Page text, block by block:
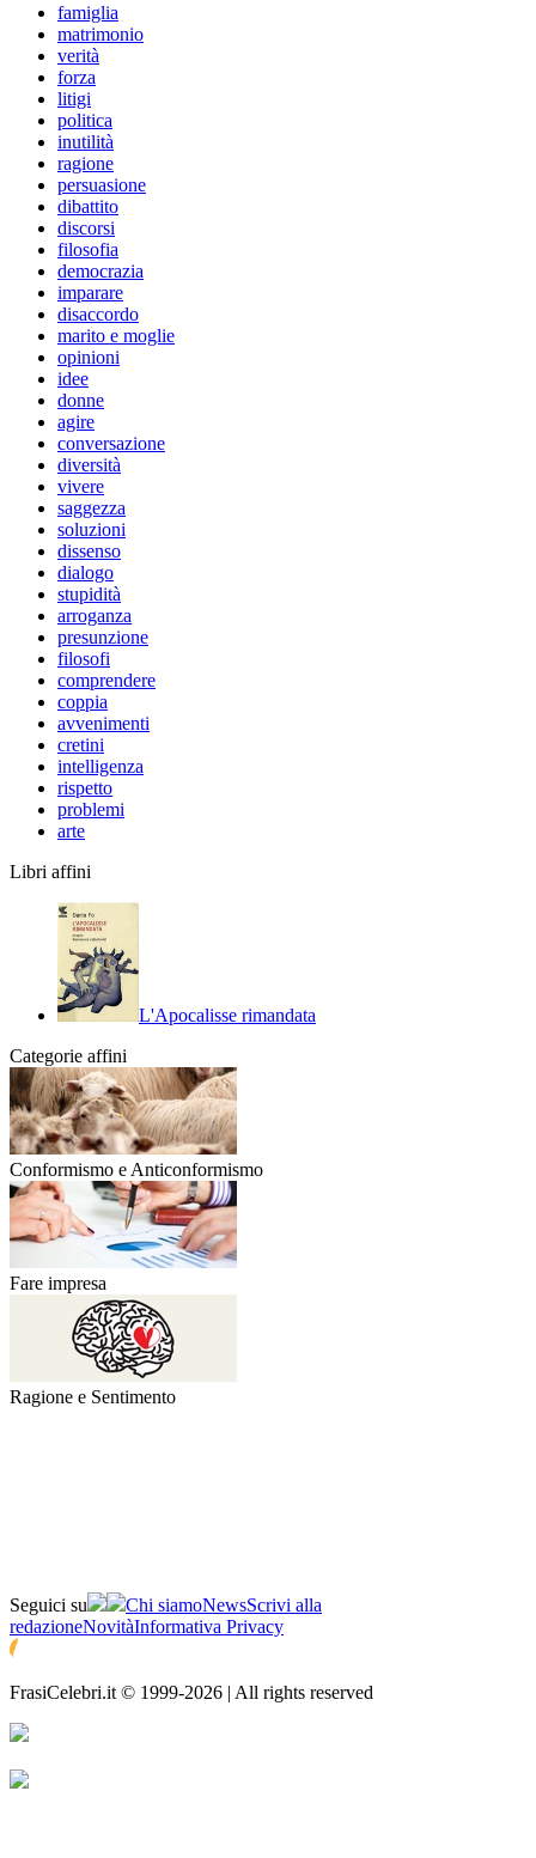
famiglia
matrimonio
verità
forza
litigi
politica
inutilità
ragione
persuasione
dibattito
discorsi
filosofia
democrazia
imparare
disaccordo
marito e moglie
opinioni
idee
donne
agire
conversazione
diversità
vivere
saggezza
soluzioni
dissenso
dialogo
stupidità
arroganza
presunzione
filosofi
comprendere
coppia
avvenimenti
cretini
intelligenza
rispetto
problemi
arte
Libri affini
L'Apocalisse rimandata
Categorie affini
Conformismo e Anticonformismo
Fare impresa
Ragione e Sentimento
Seguici su Chi siamoNewsScrivi alla
redazioneNovitàInformativa Privacy
FrasiCelebri.it © 1999-2026 | All rights reserved